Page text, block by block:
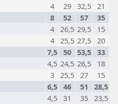
4 29 32,5 21
8 52 57
35
4 26,5 29,5
15
4 25,5 27,5 20
7,5 50 53,5 33
4,5 24,5 26,5
18
3 25,5 27
15
6,5 46 51
28,5
4,5 31 35 23,5